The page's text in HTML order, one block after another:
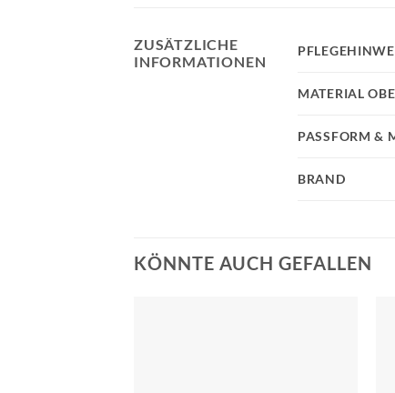
ZUSÄTZLICHE
INFORMATIONEN
BRAND
MATERIAL
PASSFORM &
KÖNNTE AUCH GEFALLEN